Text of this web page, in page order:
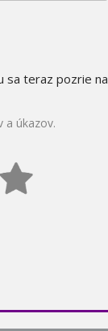
javy a
- 4. časť -
- 5. časť
sa teraz pozrie na
a úkazov.